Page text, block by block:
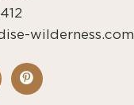
wilderness.com